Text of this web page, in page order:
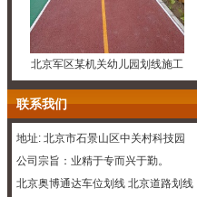
北京军区某机关幼儿园划线施工
联系我们
地址: 北京市石景山区中关村科技园
公司宗旨：业精于专而兴于勤。
北京奥博通达车位划线 北京道路划线